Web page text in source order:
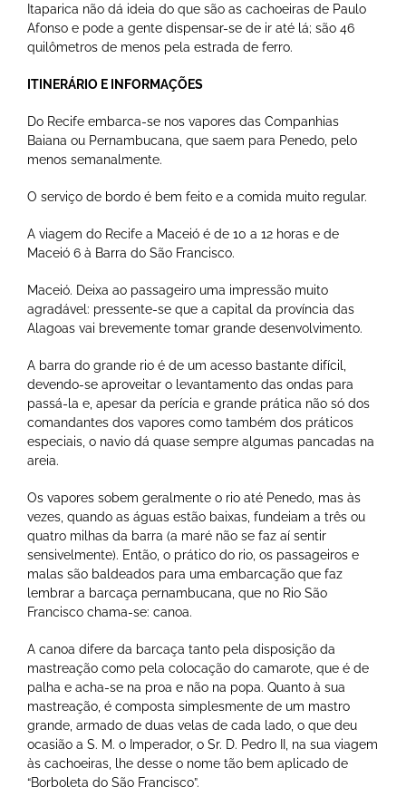
Itaparica não dá ideia do que são as cachoeiras de Paulo
Afonso e pode a gente dispensar-se de ir até lá; são 46
quilômetros de menos pela estrada de ferro.
ITINERÁRIO E INFORMAÇÕES
Do Recife embarca-se nos vapores das Companhias
Baiana ou Pernambucana, que saem para Penedo, pelo
menos semanalmente.
O serviço de bordo é bem feito e a comida muito regular.
A viagem do Recife a Maceió é de 10 a 12 horas e de
Maceió 6 à Barra do São Francisco.
Maceió. Deixa ao passageiro uma impressão muito
agradável: pressente-se que a capital da província das
Alagoas vai brevemente tomar grande desenvolvimento.
A barra do grande rio é de um acesso bastante difícil,
devendo-se aproveitar o levantamento das ondas para
passá-la e, apesar da perícia e grande prática não só dos
comandantes dos vapores como também dos práticos
especiais, o navio dá quase sempre algumas pancadas na
areia.
Os vapores sobem geralmente o rio até Penedo, mas às
vezes, quando as águas estão baixas, fundeiam a três ou
quatro milhas da barra (a maré não se faz aí sentir
sensivelmente). Então, o prático do rio, os passageiros e
malas são baldeados para uma embarcação que faz
lembrar a barcaça pernambucana, que no Rio São
Francisco chama-se: canoa.
A canoa difere da barcaça tanto pela disposição da
mastreação como pela colocação do camarote, que é de
palha e acha-se na proa e não na popa. Quanto à sua
mastreação, é composta simplesmente de um mastro
grande, armado de duas velas de cada lado, o que deu
ocasião a S. M. o Imperador, o Sr. D. Pedro II, na sua viagem
às cachoeiras, lhe desse o nome tão bem aplicado de
“Borboleta do São Francisco”.